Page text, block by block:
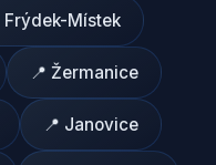
Frýdek-Místek
📍 Žermanice
📍 Janovice